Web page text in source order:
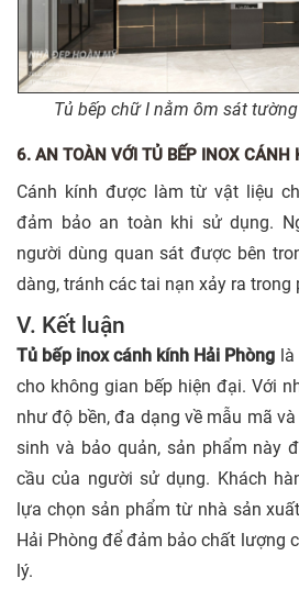
Tủ bếp chữ I nằm ôm sát
6. AN TOÀN VỚI TỦ BẾP INOX CÁNH
Cánh kính được làm từ vật liệu
đảm bảo an toàn khi sử dụng.
người dùng quan sát được bên
dàng, tránh các tai nạn xảy ra trong
V. Kết luận
Tủ bếp inox cánh kính Hải Phòng
cho không gian bếp hiện đại. Với
như độ bền, đa dạng về mẫu mã
sinh và bảo quản, sản phẩm này
cầu của người sử dụng. Khách
lựa chọn sản phẩm từ nhà sản
Hải Phòng để đảm bảo chất lượng
lý.